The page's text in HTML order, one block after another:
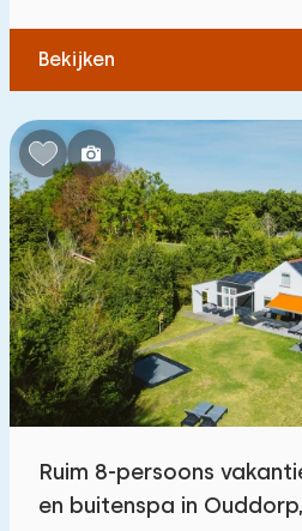
Bekijken
Ruim 8-persoons
en buitenspa in